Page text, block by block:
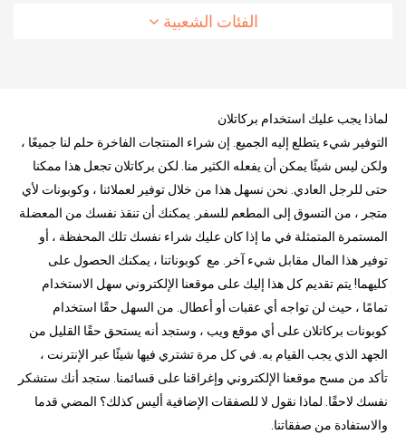
الفئات الشعبية
لماذا يجب عليك استخدام بركاتلان
التوفير شيء يتطلع إليه الجميع. إن شراء المنتجات الفاخرة حلم لنا جميعًا ،
ولكن ليس شيئًا يمكن أن يفعله الكثير منا. لكن بركاتلان تجعل هذا ممكنا
حتى للرجل العادي. نحن نسهل هذا من خلال توفير لعملائنا ، وكوبونات لأي
متجر ، من التسوق إلى المطعم للسفر. يمكنك أن تنقذ نفسك من المعضلة
المستمرة المتمثلة في ما إذا كان عليك شراء نفسك تلك المحفظة ، أو
توفير هذا المال مقابل شيء آخر. مع كوبوناتنا ، يمكنك الحصول على
كليهما! يتم تقديم كل هذا إليك على موقعنا الإلكتروني سهل الاستخدام
تمامًا ، حيث لن تواجه أي عقبات أو أعطال. من السهل حقًا استخدام
كوبونات بركاتلان على أي موقع ويب ، وستجد أنه يستحق حقًا القليل من
الجهد الذي يجب القيام به. في كل مرة تشتري فيها شيئًا عبر الإنترنت ،
تأكد من مسح موقعنا الإلكتروني وإغراقنا على قسائمنا. ستجد أنك ستشكر
نفسك لاحقًا. لماذا نقول لا للصفقات الإضافية أليس كذلك؟ المضي قدما
والاستفادة من صفقاتنا.